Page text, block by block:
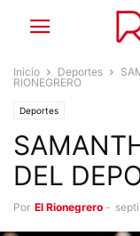
Inicio Deportes
RIONEGRERO
Deportes
DEL
Por El Rionegrero -